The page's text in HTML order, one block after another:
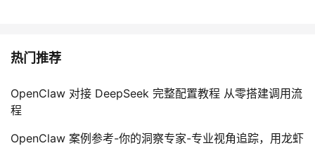
热门推荐
OpenClaw 对接 DeepSeek 完整配置教程 从零搭建调用流
程
OpenClaw 案例参考-你的洞察专家-专业视角追踪，用龙虾